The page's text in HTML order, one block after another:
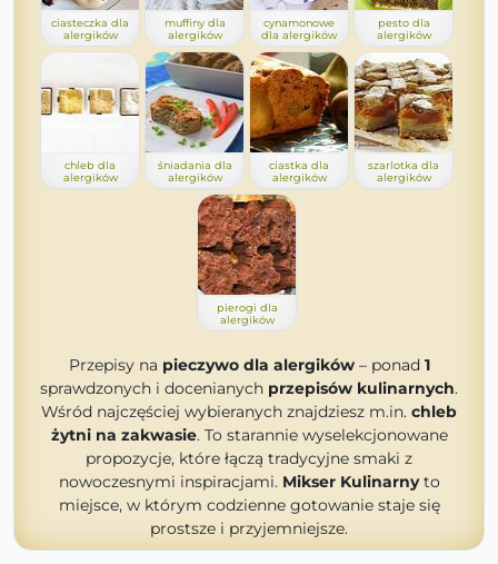
ciasteczka dla
alergików
muffiny dla
alergików
cynamonowe
dla alergików
pesto dla
alergików
chleb dla
alergików
śniadania dla
alergików
ciastka dla
alergików
szarlotka dla
alergików
pierogi dla
alergików
Przepisy na pieczywo dla alergików– ponad 1
sprawdzonych i docenianych przepisów kulinarnych.
Wśród najczęściej wybieranych znajdziesz m.in. chleb
żytni na zakwasie. To starannie wyselekcjonowane
propozycje, które łączą tradycyjne smaki z
nowoczesnymi inspiracjami. Mikser Kulinarnyto
miejsce, w którym codzienne gotowanie staje się
prostsze i przyjemniejsze.